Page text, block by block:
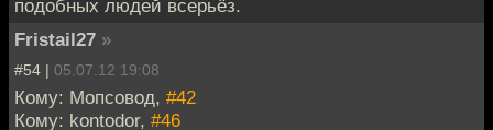
подобных людей всерьёз.
Fristail27 »
#54 | 05.07.12 19:08
Кому: Мопсовод, #42
Кому: kontodor, #46